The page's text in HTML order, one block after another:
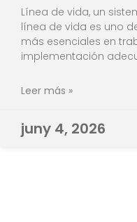
Línea de vida, un
línea de vida es uno
más esenciales en
implementación
Leer más »
juny 4, 2026